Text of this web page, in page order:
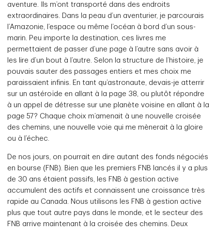
aventure. Ils m’ont transporté dans des endroits
extraordinaires. Dans la peau d’un aventurier, je parcourais
l’Amazonie, l’espace ou même l’océan à bord d’un sous-
marin. Peu importe la destination, ces livres me
permettaient de passer d’une page à l’autre sans avoir à
les lire d’un bout à l’autre. Selon la structure de l’histoire, je
pouvais sauter des passages entiers et mes choix me
paraissaient infinis. En tant qu’astronaute, devais-je atterrir
sur un astéroïde en allant à la page 38, ou plutôt répondre
à un appel de détresse sur une planète voisine en allant à la
page 57? Chaque choix m’amenait à une nouvelle croisée
des chemins, une nouvelle voie qui me mènerait à la gloire
ou à l’échec.
De nos jours, on pourrait en dire autant des fonds négociés
en bourse (FNB). Bien que les premiers FNB lancés il y a plus
de 30 ans étaient passifs, les FNB à gestion active
accumulent des actifs et connaissent une croissance très
rapide au Canada. Nous utilisons les FNB à gestion active
plus que tout autre pays dans le monde, et le secteur des
FNB arrive maintenant à la croisée des chemins. Deux